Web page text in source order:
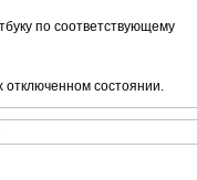
по соответствующему
состоянии.